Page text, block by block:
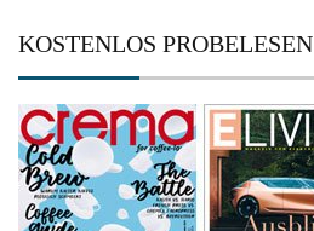
KOSTENLOS PROBELESEN